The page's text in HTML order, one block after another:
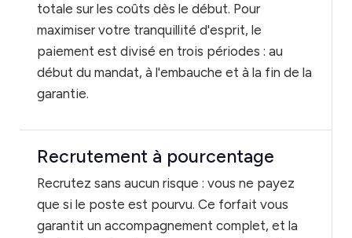
totale sur les coûts dès le début. Pour
maximiser votre tranquillité d'esprit, le
paiement est divisé en trois périodes : au
début du mandat, à l'embauche et à la fin de la
garantie.
Recrutement à pourcentage
Recrutez sans aucun risque : vous ne payez
que si le poste est pourvu. Ce forfait vous
garantit un accompagnement complet, et la